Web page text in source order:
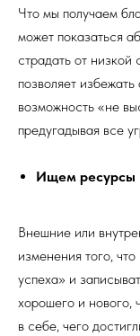
Что мы получаем
может показаться
страдать от
позволяет
возможность «не
предугадывая все
Ищем ресурсы
Внешние или
изменения того,
успеха» и
хорошего и нового,
в себе, чего